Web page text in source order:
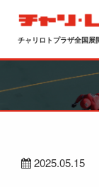
チャリロトプラザ全国展
2025.05.15